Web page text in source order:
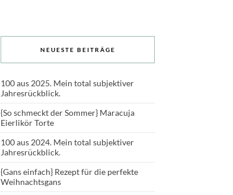
NEUESTE BEITRÄGE
100 aus 2025. Mein total subjektiver
Jahresrückblick.
{So schmeckt der Sommer} Maracuja
Eierlikör Torte
100 aus 2024. Mein total subjektiver
Jahresrückblick.
{Gans einfach} Rezept für die perfekte
Weihnachtsgans